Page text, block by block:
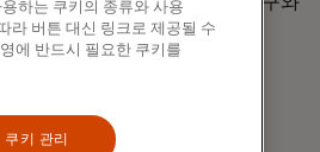
하는 쿠키의 종류와 사용
라 버튼 대신 링크로 제공될 수
에 반드시 필요한 쿠키를
쿠키 관리